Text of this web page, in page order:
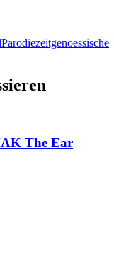
Parodiezeitgenoessische
The Ear